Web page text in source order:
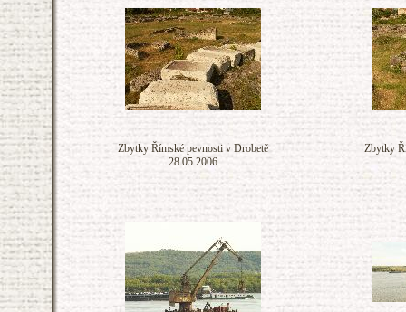
Zbytky Římské pevnosti v Drobetě
28.05.2006
Zbytky